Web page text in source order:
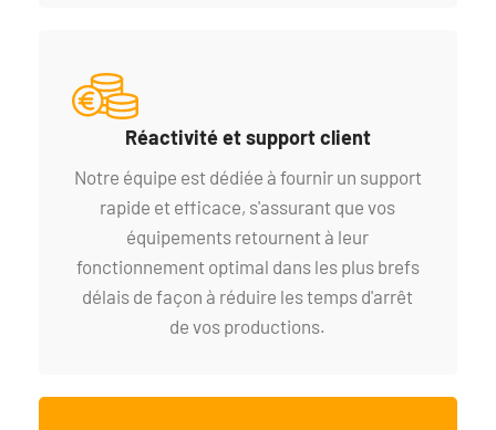
Réactivité et support client
Notre équipe est dédiée à fournir un support
rapide et efficace, s'assurant que vos
équipements retournent à leur
fonctionnement optimal dans les plus brefs
délais de façon à réduire les temps d'arrêt
de vos productions.